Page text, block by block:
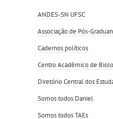
ANDES-SN UFSC
Associação de Pós-
Cadernos políticos
Centro Acadêmico de
Diretório Central dos
Somos todos Daniel
Somos todos TAEs